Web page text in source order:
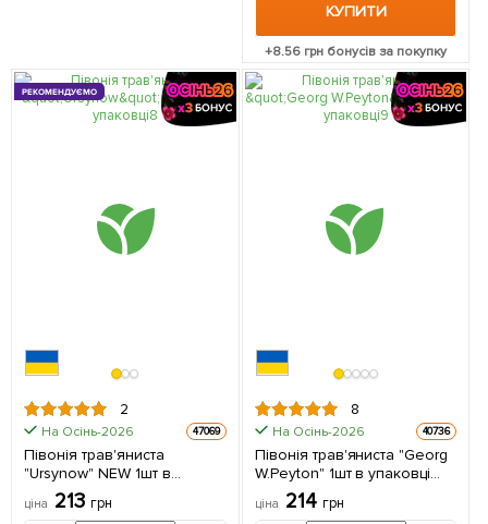
КУПИТИ
+8.56грн бонусів за покупку
РЕКОМЕНДУЄМО
2
На Осінь-2026 47069
Півонія трав'яниста
"Ursynow" NEW 1шт в
ціна 213 грн
8
На Осінь-2026 40736
Півонія трав'яниста "Georg
W.Peyton" 1шт в упаковці
(Кореневище)
ціна 214 грн